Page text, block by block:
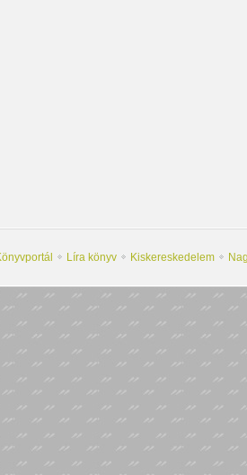
Líra könyv Kiskereskedelem